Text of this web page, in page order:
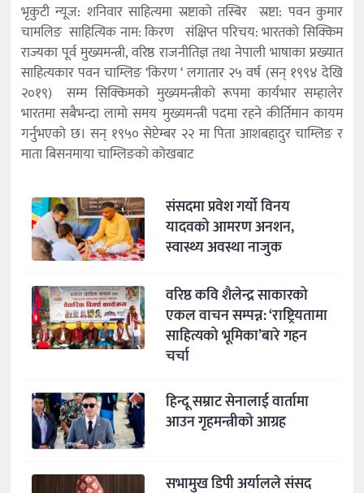
भृकुटी न्यूज: शनिवार साहित्यमा स्रष्टाको तस्बिर स्रष्टा: पवन कुमार
चामलिङ साहित्यिक नाम: किरण संक्षिप्त परिचय: भारतको सिक्किम
राज्यका पूर्व मुख्यमन्त्री, वरिष्ठ राजनीतिज्ञ तथा नेपाली भाषाका प्रख्यात
साहित्यकार पवन चाम्लिङ ‘किरण ‘ लगातार २५ वर्ष (सन् १९९४ देखि
२०१९) सम्म सिक्किमको मुख्यमन्त्रीको रूपमा कार्यभार सम्हालेर
भारतमा सबैभन्दा लामो समय मुख्यमन्त्री पदमा रहने कीर्तिमान कायम
गर्नुभएको छ। सन् १९५० सेप्टेम्बर २२ मा पिता आशबहादुर चाम्लिङ र
माता बिसनमाया चाम्लिङको कोखबाट
संसदमा प्रवेश गर्यो विनय
यादवको आमरण अनशन,
स्वास्थ्य अवस्था नाजुक
वरिष्ठ कवि शैलेन्द्र साकारको
एकल वाचन सम्पन्न: ‘राष्ट्रियतामा
साहित्यको भूमिका’बारे गहन
चर्चा
हिन्दू सम्राट सेनालाई वार्तामा
आउन गृहमन्त्रीको आग्रह
सभामुख डिपी अर्यालले संसद